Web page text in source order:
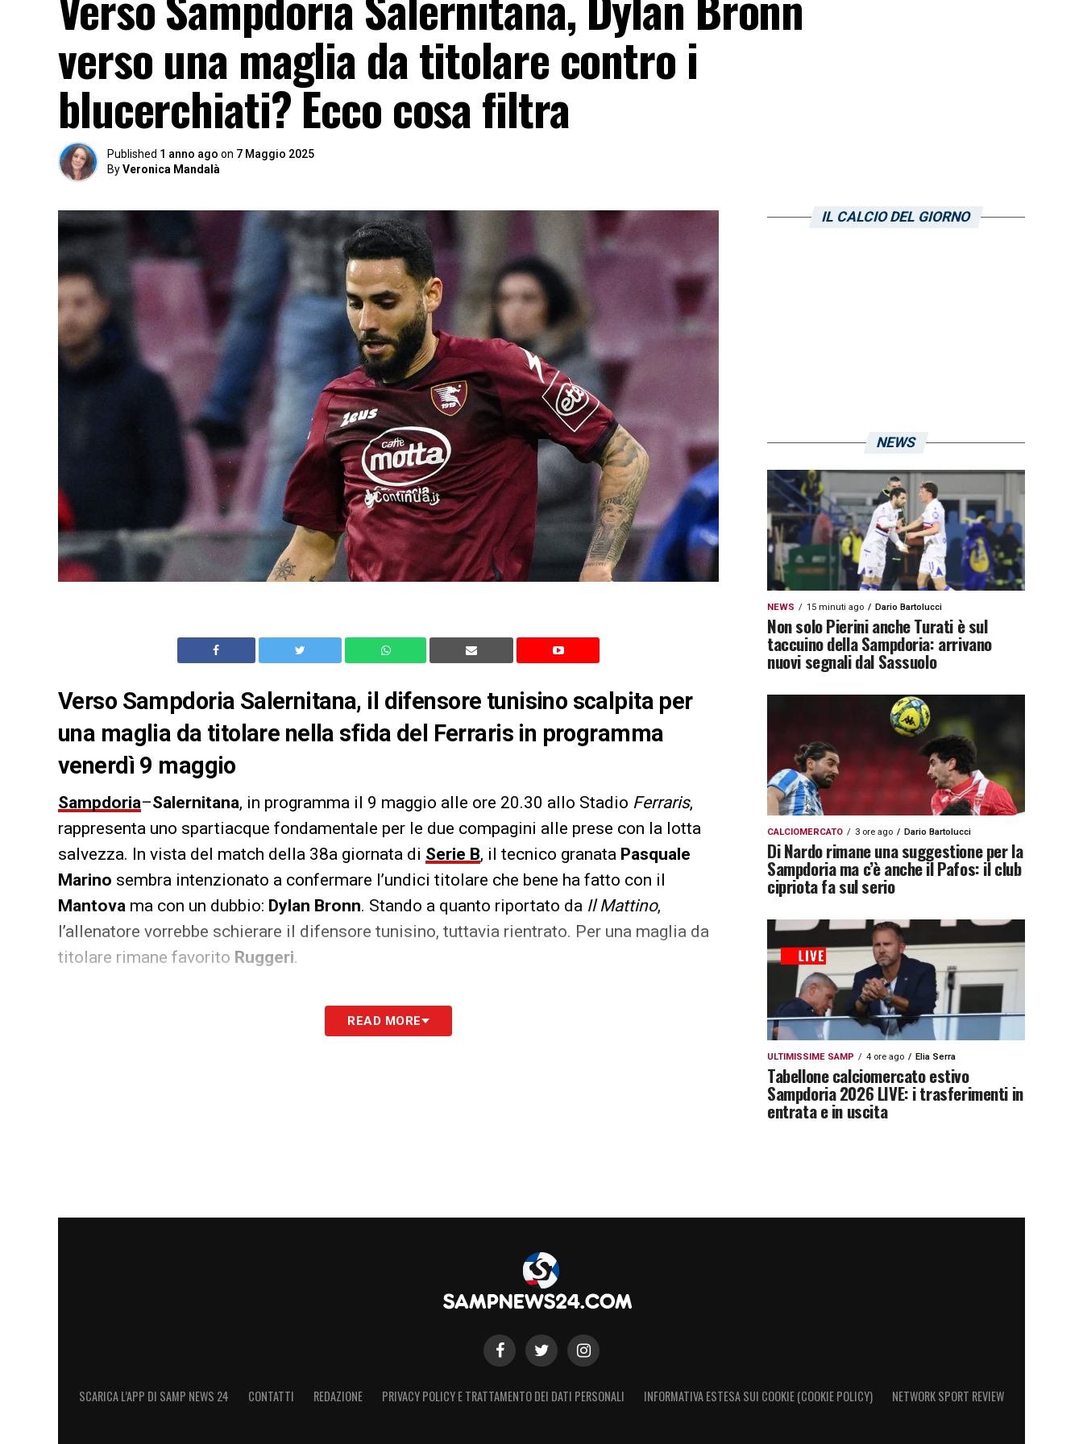
verso una maglia da titolare contro i
blucerchiati? Ecco cosa filtra
Published 1 anno ago on 7 Maggio 2025
ByVeronica Mandalà
Verso Sampdoria Salernitana, il difensore tunisino scalpita per
una maglia da titolare nella sfida del Ferraris in programma
venerdì 9 maggio
Sampdoria–Salernitana, in programma il 9 maggio alle ore 20.30 allo Stadio Ferraris,
rappresenta uno spartiacque fondamentale per le due compagini alle prese con la lotta
salvezza. In vista del match della 38a giornata di Serie B, il tecnico granata Pasquale
Marino sembra intenzionato a confermare l’undici titolare che bene ha fatto con il
Mantova ma con un dubbio: Dylan Bronn. Stando a quanto riportato da Il Mattino,
l’allenatore vorrebbe schierare il difensore tunisino, tuttavia rientrato. Per una maglia da
titolare rimane favorito Ruggeri.
LA PLAYLIST DELLE NOSTRE TOP NEWS
READ MORE
IL CALCIO DEL GIORNO
NEWS
NEWS 15 minuti ago Dario Bartolucci
Non solo Pierini anche Turati è sul
taccuino della Sampdoria: arrivano
nuovi segnali dal Sassuolo
CALCIOMERCATO 3 ore ago Dario Bartolucci
Di Nardo rimane una suggestione per la
Sampdoria ma c’è anche il Pafos: il club
cipriota fa sul serio
ULTIMISSIME SAMP 4 ore ago Elia Serra
Tabellone calciomercato estivo
Sampdoria 2026 LIVE: i trasferimenti in
entrata e in uscita
SCARICA L’APP DI SAMP NEWS 24 CONTATTI REDAZIONE PRIVACY POLICY E TRATTAMENTO DEI DATI PERSONALI INFORMATIVA ESTESA SUI COOKIE (COOKIE POLICY) NETWORK SPORT REVIEW